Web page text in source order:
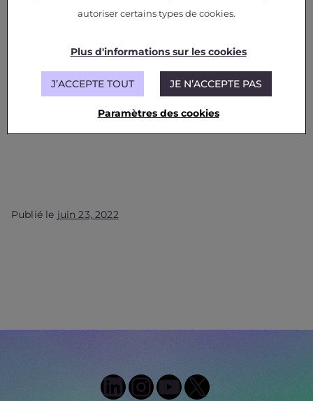
CNES, 3i3s – EUROPA, Alliance NewSpace France,
Groupement des Industries Françaises
Aéronautiques et Spatiales, ISAE-SUPAERO, New
Space Club, PARIS-SACLAY HARDWARE
ACCELERATOR, SAFE CLUSTER, #SIRIUS &
Publié le juin 23, 2022
LinkedIn
Instagram
YouTube
X
autoriser certains types de cookies.
Plus d'informations sur les cookies
J’ACCEPTE TOUT JE N’ACCEPTE PAS
Paramètres des cookies